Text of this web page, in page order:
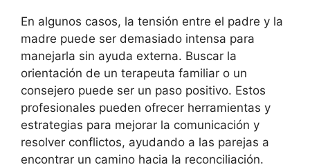
En algunos casos, la tensión entre el padre y la
madre puede ser demasiado intensa para
manejarla sin ayuda externa. Buscar la
orientación de un terapeuta familiar o un
consejero puede ser un paso positivo. Estos
profesionales pueden ofrecer herramientas y
estrategias para mejorar la comunicación y
resolver conflictos, ayudando a las parejas a
encontrar un camino hacia la reconciliación.